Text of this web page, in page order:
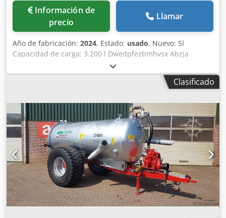
Información de
precio
Llamar
Año de fabricación: 2024, Estado: usado, Nuevo: Sí
Capacidad de carga: 3.200 l Dwedpfezbmhvsx Abzja
Clasificado